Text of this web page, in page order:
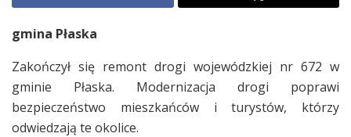
gmina Płaska
Zakończył się remont drogi wojewódzkiej nr 672 w
gminie Płaska. Modernizacja drogi poprawi
bezpieczeństwo mieszkańców i turystów, którzy
odwiedzają te okolice.